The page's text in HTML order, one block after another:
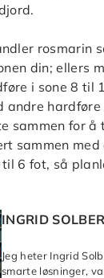
rosmarin
din; ellers
i sone 8 til
andre
sammen for
sammen
6 fot, så
INGRID
Jeg heter Ingrid
smarte løsninger,